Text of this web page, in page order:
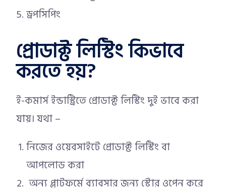
ড্রপসিপিং
প্রোডাক্ট লিস্টিং কিভাবে
করতে হয়?
ই-কমার্স ইন্ডাস্ট্রিতে প্রোডাক্ট লিস্টিং দুই ভাবে করা
যায়। যথা –
নিজের ওয়েবসাইটে প্রোডাক্ট লিস্টিং বা
আপলোড করা
অন্য প্লাটফর্মে ব্যাবসার জন্য স্টোর ওপেন করে